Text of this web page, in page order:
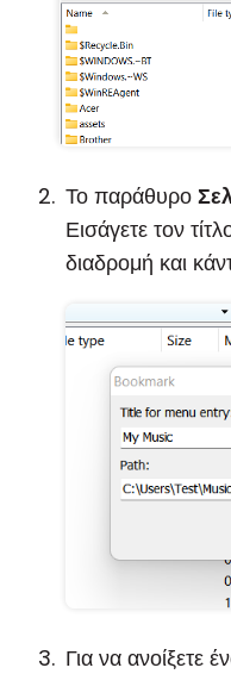
Το παράθυρο
Εισάγετε τον
διαδρομή και
Για να ανοίξετε